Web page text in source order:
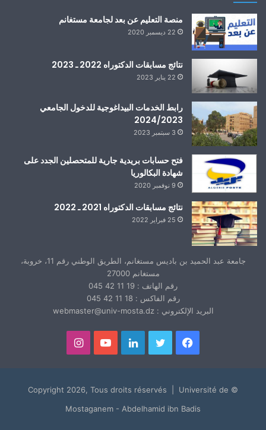
منصة التعليم عن بعد لجامعة مستغانم
22 ديسمبر 2020
نتائج مسابقات الدكتوراه 2022 ـ 2023
22 يناير 2023
رابط الخدمات البيداغوجية للدخول الجامعي
2024/2023
3 سبتمبر 2023
فتح حسابات بريدية جارية للمتحصلين الجدد على
شهادة البكالوريا
9 نوفمبر 2020
نتائج مسابقات الدكتوراه 2021 ـ 2022
25 فبراير 2022
جامعة عبد الحميد بن باديس مستغانم، الطريق الوطني رقم 11، خروبة،
مستغانم 27000
رقم الهاتف : 19 11 42 045
رقم الفاكس : 18 11 42 045
البريد الإلكتروني : webmaster@univ-mosta.dz
فيسبوك تويتر لينكدإنيوتيوبانستقرام
© Copyright 2026, Tous droits réservés | Université de
Mostaganem - Abdelhamid ibn Badis